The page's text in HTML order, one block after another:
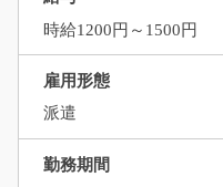
時給1200円～1500円
雇用形態
派遣
勤務期間